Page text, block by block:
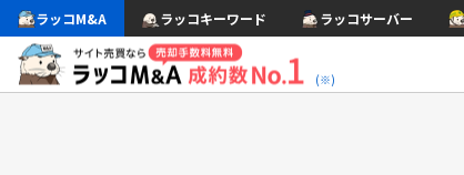
ラッコM&A ラッコキーワード ラッコサーバー
(※)